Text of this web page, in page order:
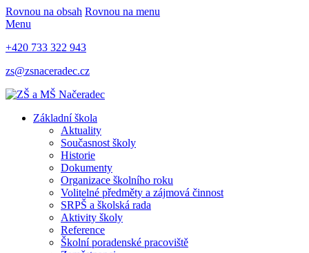
Rovnou na obsah Rovnou na menu
Menu
+420 733 322 943
zs@zsnaceradec.cz
Základní škola
Aktuality
Současnost školy
Historie
Dokumenty
Organizace školního roku
Volitelné předměty a zájmová činnost
SRPŠ a školská rada
Aktivity školy
Reference
Školní poradenské pracoviště